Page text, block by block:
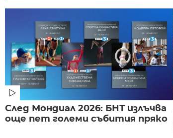
След Мондиал 2026: БНТ излъчва
още пет големи събития пряко